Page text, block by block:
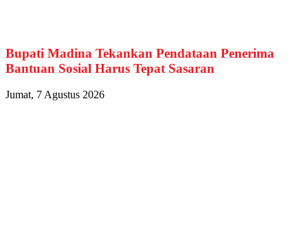
Bupati Madina Tekankan Pendataan Penerima
Bantuan Sosial Harus Tepat Sasaran
Jumat, 7 Agustus 2026